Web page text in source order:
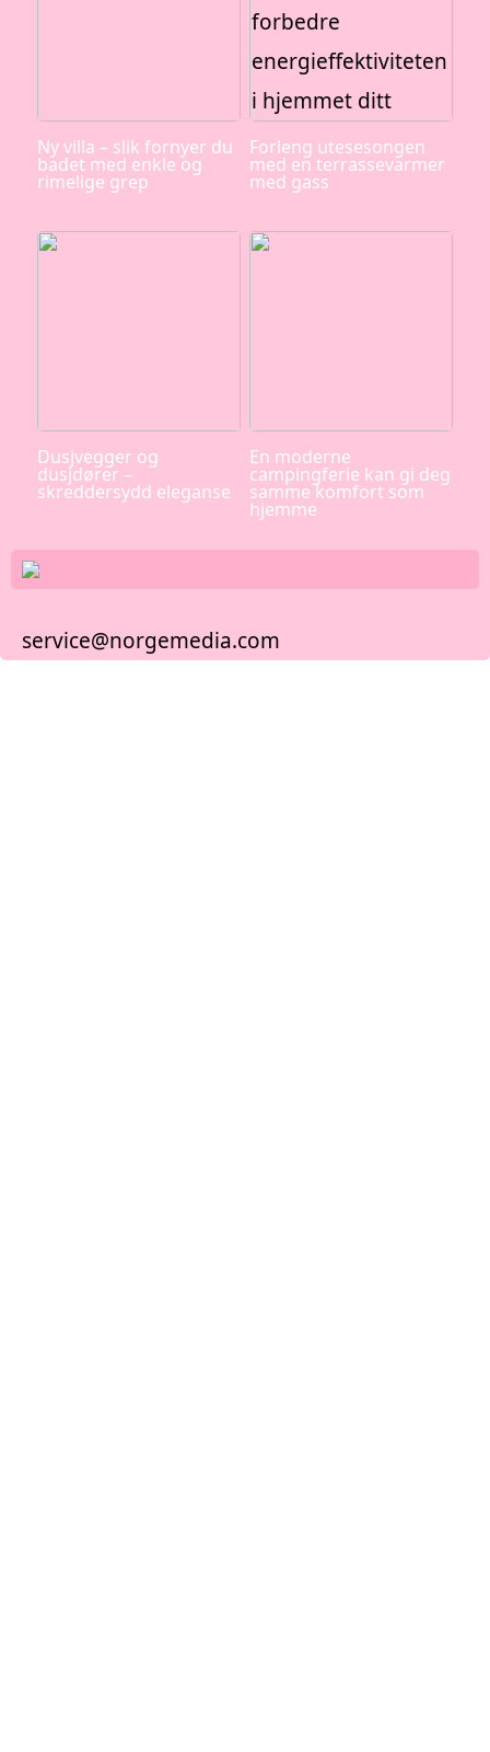
Ny villa – slik fornyer du
badet med enkle og
rimelige grep
Forleng utesesongen
med en terrassevarmer
med gass
Dusjvegger og
dusjdører –
skreddersydd eleganse
En moderne
campingferie kan gi deg
samme komfort som
hjemme
service@norgemedia.com